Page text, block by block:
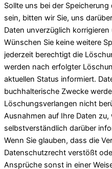
Sollte uns bei der
sein, bitten wir Sie, uns
Daten unverzüglich
Wünschen Sie keine weitere
jederzeit berechtigt die
werden nach erfolgter
aktuellen Status informiert.
buchhalterische Zwecke
Löschungsverlangen nicht
Ausnahmen auf Ihre Daten zu,
selbstverständlich darüber
Wenn Sie glauben, dass die
Datenschutzrecht verstößt
Ansprüche sonst in einer